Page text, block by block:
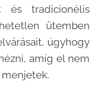
és tradicionélis
ütemben
úgyhogy
amíg el nem